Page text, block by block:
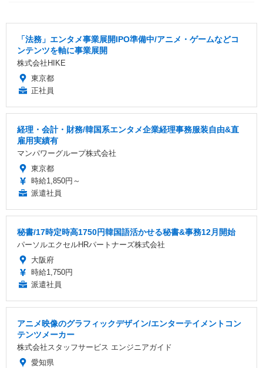
「法務」エンタメ事業展開IPO準備中/アニメ・ゲームなどコ
ンテンツを軸に事業展開
株式会社HIKE
東京都
正社員
経理・会計・財務/韓国系エンタメ企業経理事務服装自由&直
雇用実績有
マンパワーグループ株式会社
東京都
時給1,850円～
派遣社員
秘書/17時定時高1750円韓国語活かせる秘書&事務12月開始
パーソルエクセルHRパートナーズ株式会社
大阪府
時給1,750円
派遣社員
アニメ映像のグラフィックデザイン/エンターテイメントコン
テンツメーカー
株式会社スタッフサービス エンジニアガイド
愛知県